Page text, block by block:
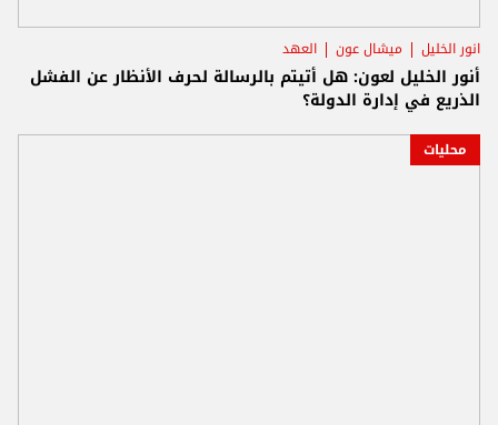
انور الخليل ميشال عون العهد
أنور الخليل لعون: هل أتيتم بالرسالة لحرف الأنظار عن الفشل
الذريع في إدارة الدولة؟
محليات